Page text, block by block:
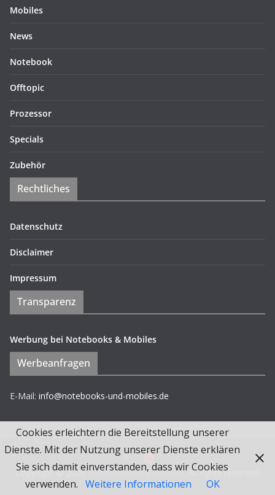
Mobiles
News
Notebook
Offtopic
Prozessor
Specials
Zubehör
Rechtliches
Datenschutz
Disclaimer
Impressum
Transparenz
Werbung bei Notebooks & Mobiles
Werbeanfragen
E-Mail: info@notebooks-und-mobiles.de
Copyright © 2026Notebooks und Mobiles. All rights reserved.
Cookies erleichtern die Bereitstellung unserer
Dienste. Mit der Nutzung unserer Dienste erklären
Sie sich damit einverstanden, dass wir Cookies
verwenden. Weitere Informationen OK